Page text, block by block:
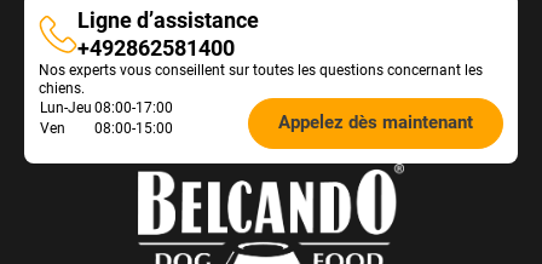
Ligne d’assistance
Ligne
d’assistance
+492862581400
Nos experts vous conseillent sur toutes les questions concernant les
chiens.
Öffnungszeiten
Futterberatung:
Lun-Jeu 08:00-17:00
Ven
08:00-15:00 Appelez dès maintenant